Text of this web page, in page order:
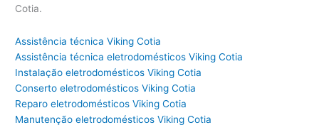
Cotia.
Assistência técnica Viking Cotia
Assistência técnica eletrodomésticos Viking Cotia
Instalação eletrodomésticos Viking Cotia
Conserto eletrodomésticos Viking Cotia
Reparo eletrodomésticos Viking Cotia
Manutenção eletrodomésticos Viking Cotia